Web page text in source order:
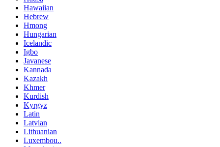
Hawaiian
Hebrew
Hmong
Hungarian
Icelandic
Igbo
Javanese
Kannada
Kazakh
Khmer
Kurdish
Kyrgyz
Latin
Latvian
Lithuanian
Luxembou..